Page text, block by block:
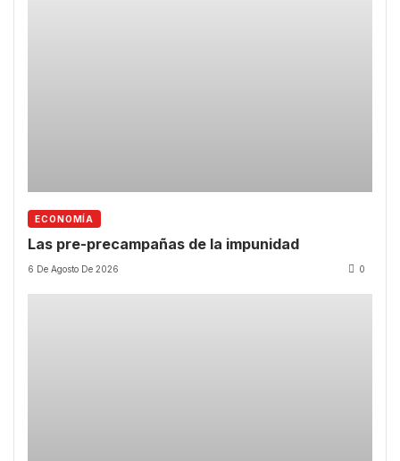
ECONOMÍA
Las pre-precampañas de la impunidad
6 De Agosto De 2026 0